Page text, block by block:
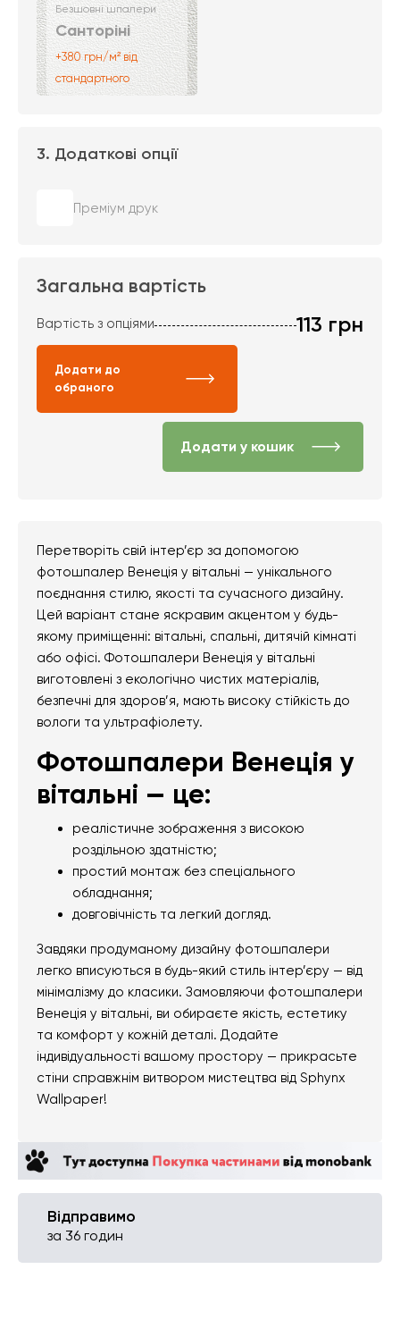
Безшовні шпалери
Санторіні
+380 грн/м² від
стандартного
3. Додаткові опції
Преміум друк
Загальна вартість
Вартість з опціями 113 грн
Додати до
обраного
Додати у кошик
Перетворіть свій інтер’єр за допомогою
фотошпалер Венеція у вітальні — унікального
поєднання стилю, якості та сучасного дизайну.
Цей варіант стане яскравим акцентом у будь-
якому приміщенні: вітальні, спальні, дитячій кімнаті
або офісі. Фотошпалери Венеція у вітальні
виготовлені з екологічно чистих матеріалів,
безпечні для здоров’я, мають високу стійкість до
вологи та ультрафіолету.
Фотошпалери Венеція у
вітальні — це:
реалістичне зображення з високою
роздільною здатністю;
простий монтаж без спеціального
обладнання;
довговічність та легкий догляд.
Завдяки продуманому дизайну фотошпалери
легко вписуються в будь-який стиль інтер’єру — від
мінімалізму до класики. Замовляючи фотошпалери
Венеція у вітальні, ви обираєте якість, естетику
та комфорт у кожній деталі. Додайте
індивідуальності вашому простору — прикрасьте
стіни справжнім витвором мистецтва від Sphynx
Wallpaper!
Відправимо
за 36 годин